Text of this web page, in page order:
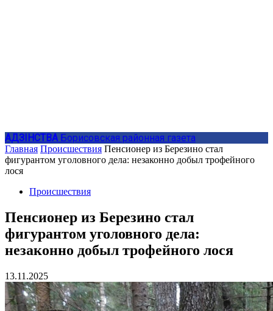
АДЗIНСТВА Борисовская районная газета
Главная Происшествия Пенсионер из Березино стал
фигурантом уголовного дела: незаконно добыл трофейного
лося
Происшествия
Пенсионер из Березино стал
фигурантом уголовного дела:
незаконно добыл трофейного лося
13.11.2025